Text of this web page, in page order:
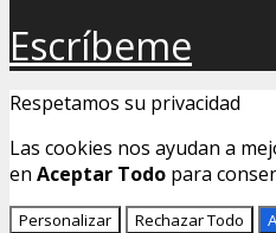
Escríbeme
Respetamos su privacidad
Las cookies nos ayudan a
en Aceptar Todo para
Personalizar Rechazar Todo